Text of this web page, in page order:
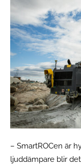
– SmartROCen är
ljuddämpare blir